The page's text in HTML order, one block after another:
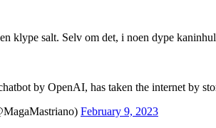
klype salt. Selv om det, i noen dype
by OpenAI, has taken the internet by
February 9, 2023